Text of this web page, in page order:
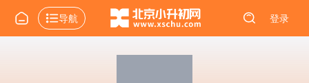
导航 登录